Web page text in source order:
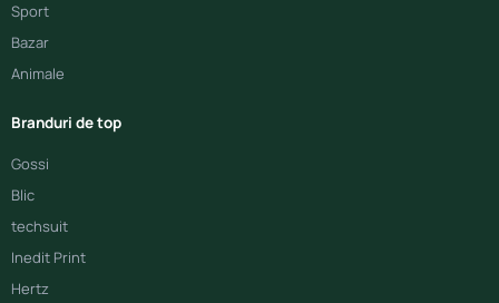
Sport
Bazar
Animale
Branduri de top
Gossi
Blic
techsuit
Inedit Print
Hertz